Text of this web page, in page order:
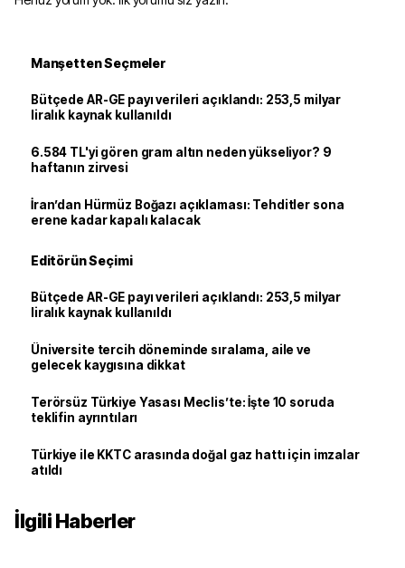
Manşetten Seçmeler
Bütçede AR-GE payı verileri açıklandı: 253,5 milyar
liralık kaynak kullanıldı
6.584 TL'yi gören gram altın neden yükseliyor? 9
haftanın zirvesi
İran’dan Hürmüz Boğazı açıklaması: Tehditler sona
erene kadar kapalı kalacak
Editörün Seçimi
Bütçede AR-GE payı verileri açıklandı: 253,5 milyar
liralık kaynak kullanıldı
Üniversite tercih döneminde sıralama, aile ve
gelecek kaygısına dikkat
Terörsüz Türkiye Yasası Meclis’te: İşte 10 soruda
teklifin ayrıntıları
Türkiye ile KKTC arasında doğal gaz hattı için imzalar
atıldı
İlgili Haberler